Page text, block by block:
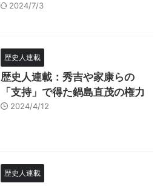
2024/7/3
歴史人連載
歴史人連載：秀吉や家康らの
「支持」で得た鍋島直茂の権力
2024/4/12
歴史人連載